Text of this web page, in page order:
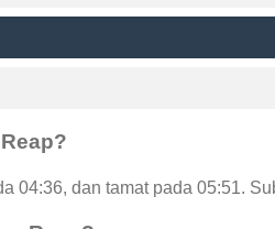
04:36, dan tamat pada 05:51.